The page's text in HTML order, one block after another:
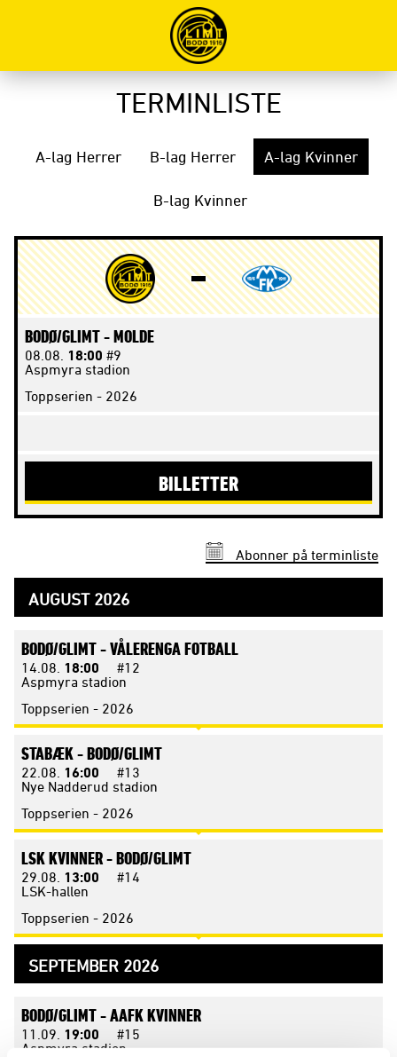
TERMINLISTE
A-lag Herrer B-lag Herrer A-lag Kvinner
B-lag Kvinner
BODØ/GLIMT -MOLDE
08.08. 18:00 #9
Aspmyra stadion
Toppserien - 2026
BILLETTER
Abonner på terminliste
AUGUST 2026
BODØ/GLIMT -VÅLERENGA FOTBALL
14.08. 18:00
#12
Aspmyra stadion
Toppserien - 2026
STABÆK -BODØ/GLIMT
22.08. 16:00
#13
Nye Nadderud stadion
Toppserien - 2026
LSK KVINNER -BODØ/GLIMT
29.08. 13:00
#14
LSK-hallen
Toppserien - 2026
SEPTEMBER 2026
BODØ/GLIMT -AAFK KVINNER
11.09. 19:00
#15
Aspmyra stadion